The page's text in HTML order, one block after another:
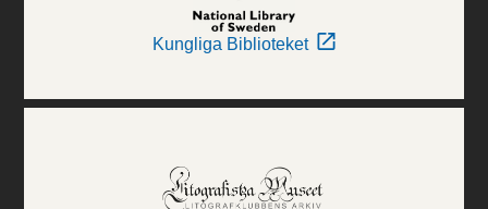
Kungliga Biblioteket